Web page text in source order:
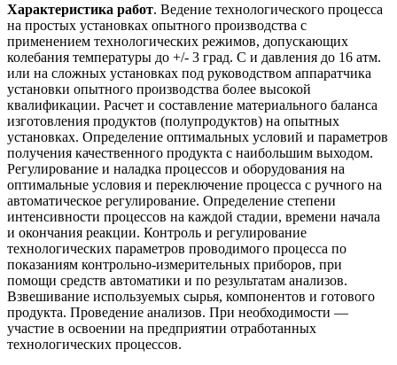
Характеристика работ. Ведение технологического процесса
на простых установках опытного производства с
применением технологических режимов, допускающих
колебания температуры до +/- 3 град. C и давления до 16 атм.
или на сложных установках под руководством аппаратчика
установки опытного производства более высокой
квалификации. Расчет и составление материального баланса
изготовления продуктов (полупродуктов) на опытных
установках. Определение оптимальных условий и параметров
получения качественного продукта с наибольшим выходом.
Регулирование и наладка процессов и оборудования на
оптимальные условия и переключение процесса с ручного на
автоматическое регулирование. Определение степени
интенсивности процессов на каждой стадии, времени начала
и окончания реакции. Контроль и регулирование
технологических параметров проводимого процесса по
показаниям контрольно-измерительных приборов, при
помощи средств автоматики и по результатам анализов.
Взвешивание используемых сырья, компонентов и готового
продукта. Проведение анализов. При необходимости —
участие в освоении на предприятии отработанных
технологических процессов.